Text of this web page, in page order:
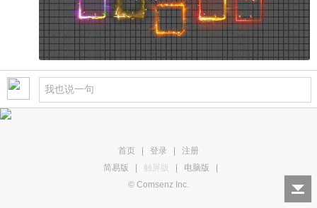
首页 登录
注册
简易版
触屏版 电脑版
© Comsenz Inc.